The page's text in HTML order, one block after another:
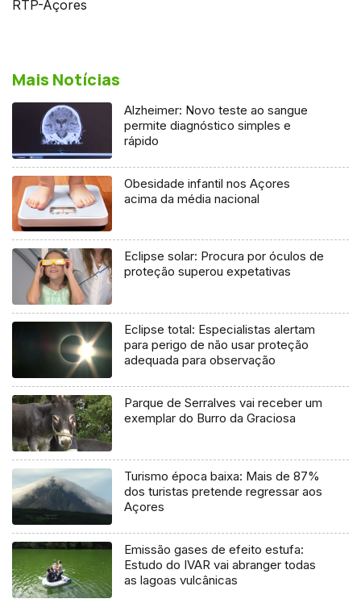
RTP-Açores
Mais Notícias
Alzheimer: Novo teste ao sangue
permite diagnóstico simples e
rápido
Obesidade infantil nos Açores
acima da média nacional
Eclipse solar: Procura por óculos de
proteção superou expetativas
Eclipse total: Especialistas alertam
para perigo de não usar proteção
adequada para observação
Parque de Serralves vai receber um
exemplar do Burro da Graciosa
Turismo época baixa: Mais de 87%
dos turistas pretende regressar aos
Açores
Emissão gases de efeito estufa:
Estudo do IVAR vai abranger todas
as lagoas vulcânicas